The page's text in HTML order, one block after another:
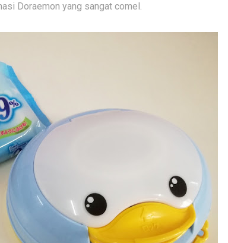
Doraemon yang sangat comel.